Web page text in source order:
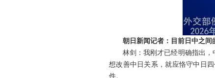
朝日新闻记者：目前日中之间
林剑：我刚才已经明确指出
想改善中日关系，就应恪守中日
件。